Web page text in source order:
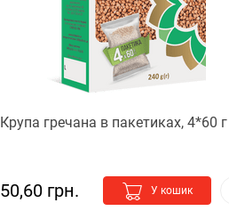
Крупа гречана в пакетиках, 4*60 г
50,60 грн. У кошик